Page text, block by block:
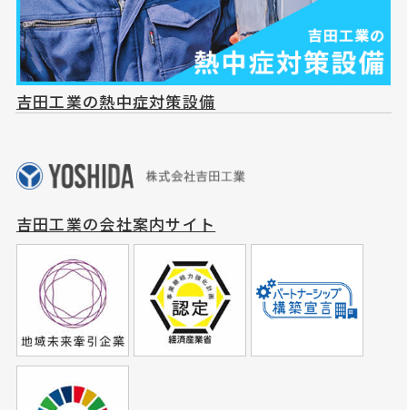
吉田工業の熱中症対策設備
吉田工業の会社案内サイト